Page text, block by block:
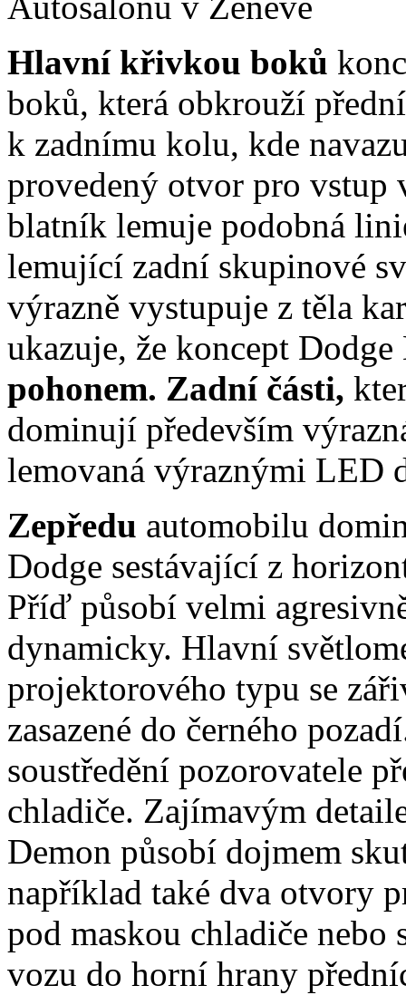
Hlavní křivkou boků
boků, která obkrouží
k zadnímu kolu, kde
provedený otvor pro vstup
blatník lemuje podobná
lemující zadní skupinové
výrazně vystupuje z těla
ukazuje, že koncept
pohonem. Zadní části,
dominují především
lemovaná výraznými LED
Zepředu automobilu
Dodge sestávající z
Příď působí velmi
dynamicky. Hlavní
projektorového typu se
zasazené do černého
soustředění pozorovatele
chladiče. Zajímavým
Demon působí dojmem
například také dva otvory
pod maskou chladiče
vozu do horní hrany